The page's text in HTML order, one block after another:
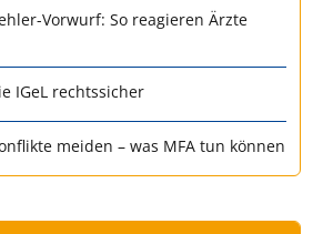
Vorwurf: So reagieren Ärzte
IGeL rechtssicher
meiden – was MFA tun können